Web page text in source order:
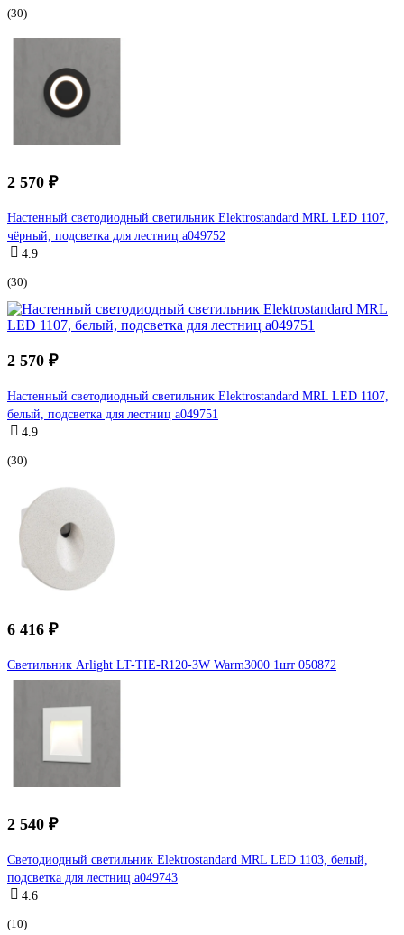
(30)
2 570 ₽
Настенный светодиодный светильник Elektrostandard MRL LED 1107,
чёрный, подсветка для лестниц a049752
4.9
(30)
2 570 ₽
Настенный светодиодный светильник Elektrostandard MRL LED 1107,
белый, подсветка для лестниц a049751
4.9
(30)
6 416 ₽
Светильник Arlight LT-TIE-R120-3W Warm3000 1шт 050872
2 540 ₽
Светодиодный светильник Elektrostandard MRL LED 1103, белый,
подсветка для лестниц a049743
4.6
(10)